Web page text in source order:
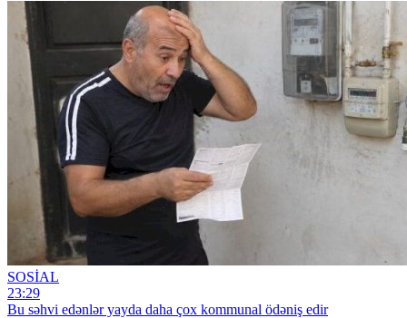
SOSİAL
23:29
Bu səhvi edənlər yayda daha çox kommunal ödəniş edir